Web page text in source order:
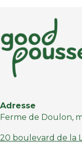
Adresse
Ferme de Doulon,
20 boulevard de la